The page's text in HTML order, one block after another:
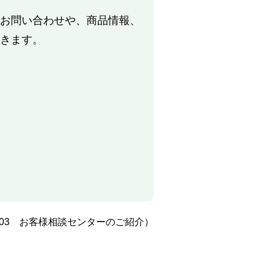
問い合わせや、商品情報、
ます。
お客様相談センターのご紹介）